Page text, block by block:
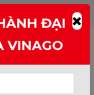
ĐẠI
VINAGO